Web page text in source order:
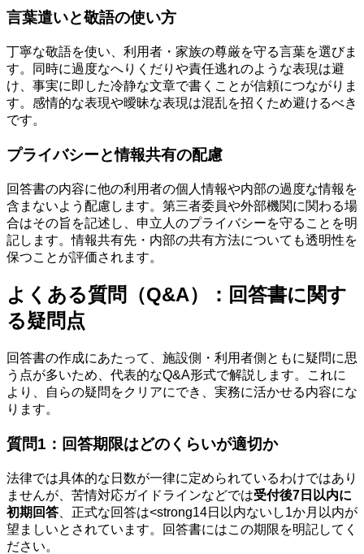
言葉遣いと敬語の使い方
丁寧な敬語を使い、利用者・家族の尊厳を守る言葉を選びま
す。同時に過度なへりくだりや責任逃れのような表現は避
け、事実に即した冷静な文章で書くことが信頼につながりま
す。感情的な表現や曖昧な表現は混乱を招くため避けるべき
です。
プライバシーと情報共有の配慮
回答書の内容に他の利用者の個人情報や内部の過度な情報を
含まないよう配慮します。第三者委員や外部機関に関わる場
合はその旨を記述し、申立人のプライバシーを守ることを明
記します。情報共有先・内部の共有方法についても透明性を
保つことが評価されます。
よくある質問（Q&A）：回答書に関す
る疑問点
回答書の作成にあたって、施設側・利用者側ともに疑問に思
う点が多いため、代表的なQ&A形式で解説します。これに
より、自らの疑問をクリアにでき、実務に活かせる内容にな
ります。
質問1：回答期限はどのくらいが適切か
法律では具体的な日数が一律に定められているわけではあり
ませんが、苦情対応ガイドラインなどでは受付後7日以内に
初期回答 、正式な回答は<strong14日以内ないし1か月以内が
望ましいとされています。回答書にはこの期限を明記してく
ださい。